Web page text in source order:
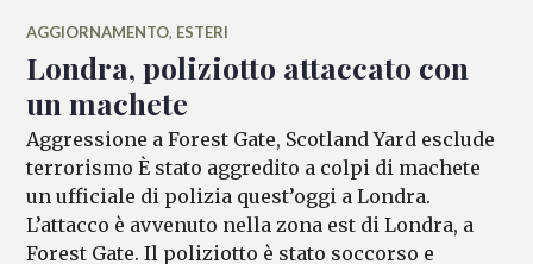
AGGIORNAMENTO, ESTERI
Londra, poliziotto attaccato con
un machete
Aggressione a Forest Gate, Scotland Yard esclude
terrorismo È stato aggredito a colpi di machete
un ufficiale di polizia quest’oggi a Londra.
L’attacco è avvenuto nella zona est di Londra, a
Forest Gate. Il poliziotto è stato soccorso e